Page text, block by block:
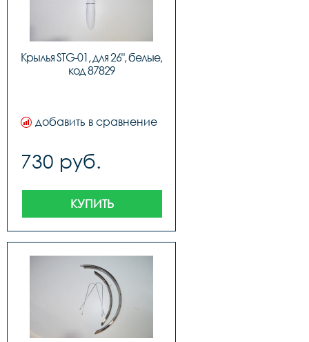
Крылья STG-01, для 26", белые,
код 87829
добавить в сравнение
730 руб.
КУПИТЬ